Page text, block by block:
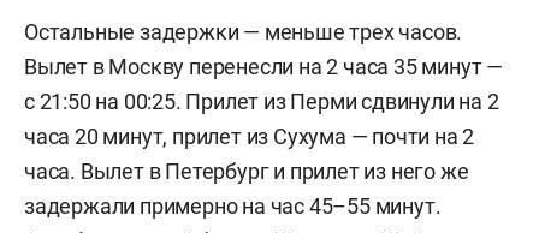
Остальные задержки — меньше трех часов.
Вылет в Москву перенесли на 2 часа 35 минут —
с 21:50 на 00:25. Прилет из Перми сдвинули на 2
часа 20 минут, прилет из Сухума — почти на 2
часа. Вылет в Петербург и прилет из него же
задержали примерно на час 45–55 минут.